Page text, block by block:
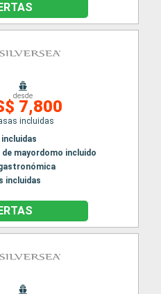
desde
7,800
incluidas
de mayordomo incluido
incluidas